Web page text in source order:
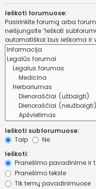
Ieškoti forumuose:
Pasirinkite forumą arba
neišjungsite “ieškoti subforumuose“ parametro apačioje,
automatiškai bus ieškoma ir
Ieškoti subforumuose:
Taip
Ne
Ieškoti:
Pranešimo pavadinime ir
Pranešimo tekste
Tik temų pavadinimuose